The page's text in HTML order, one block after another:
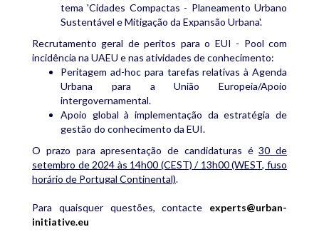
tema 'Cidades Compactas - Planeamento Urbano
Sustentável e Mitigação da Expansão Urbana'.
Recrutamento geral de peritos para o EUI - Pool com
incidência na UAEU e nas atividades de conhecimento:
Peritagem ad-hoc para tarefas relativas à Agenda
Urbana para a União Europeia/Apoio
intergovernamental.
Apoio global à implementação da estratégia de
gestão do conhecimento da EUI.
O prazo para apresentação de candidaturas é30 de
setembro de 2024 às 14h00 (CEST) / 13h00 (WEST, fuso
horário de Portugal Continental).
Para quaisquer questões, contacte experts@urban-
initiative.eu